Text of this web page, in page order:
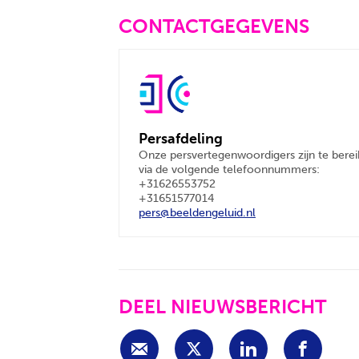
CONTACTGEGEVENS
Persafdeling
Onze persvertegenwoordigers zijn te
via de volgende telefoonnummers:
+31626553752
+31651577014
pers@beeldengeluid.nl
DEEL NIEUWSBERICHT